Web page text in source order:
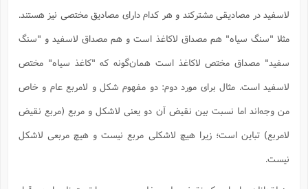
لاسفید در مصادیقی مشترکند و هر کدام دارای مصادیق مختصی نیز هستند.
مثلا "سنگ سیاه" هم مصداق لاکاغذ است و هم مصداق لاسفید و "سنگ
سفید" مصداق مختص لاکاغذ است همان‌گونه که "کاغذ سیاه" مختص
لاسفید است. مثال برای مورد دوم: دو مفهوم شکل و لامربع عام و خاص
من وجه‌اند اما نسبت بین نقیض آن دو یعنی لاشکل و مربع (مربع نقیض
لامربع) تباین است؛ زیرا هیچ لاشکلی مربع نیست و هیچ مربعی لاشکل
نیست.